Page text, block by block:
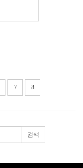
7 8
검색